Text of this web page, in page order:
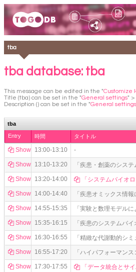
tba
tba database: tba
This message can be edited in the "Customize
Title (tba) can be set in the "General settings" >
Description () can be set in the "General settings
tba
Entry
時間 タイトル
Show 13:00-13:10 -
Show 13:10-13:20
「疾患・創薬のシス
Show 13:20-14:00
「システムバイオ
Show 14:00-14:40
「疾患オミックス情
Show 14:55-15:35
「実験と数理モデル
Show 15:35-16:15
「疾患のシステムバ
Show 16:30-16:55
「精緻な代謝動的シ
Show 16:55-17:20
「ハイパフォーマン
Show 17:30-17:55
「データ統合とサ